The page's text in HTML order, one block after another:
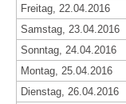
Freitag, 22.04.2016
Samstag, 23.04.2016
Sonntag, 24.04.2016
Montag, 25.04.2016
Dienstag, 26.04.2016